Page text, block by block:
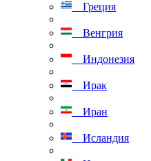
Греция
Венгрия
Индонезия
Ирак
Иран
Исландия